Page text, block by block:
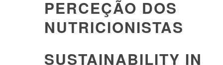
PERCEÇÃO DOS
NUTRICIONISTAS
SUSTAINABILITY IN